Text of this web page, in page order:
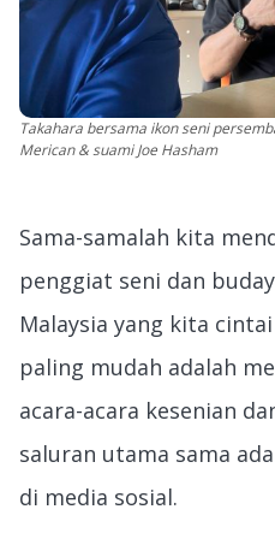
Takahara bersama ikon seni
Merican & suami Joe Hasham
Sama-samalah kita
penggiat seni dan
Malaysia yang kita
paling mudah adalah
acara-acara kesenian
saluran utama sama
di media sosial.